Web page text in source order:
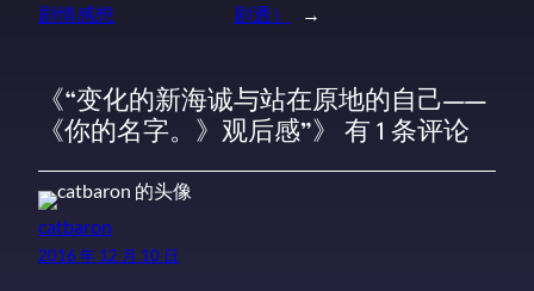
剧情感想
剧透）
→
《“变化的新海诚与站在原地的自己——
《你的名字。》观后感”》 有 1 条评论
catbaron
2016 年 12 月 10 日